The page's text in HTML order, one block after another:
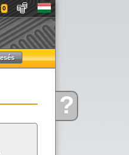
Kérdése?
0